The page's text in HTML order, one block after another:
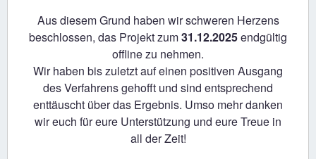
Aus diesem Grund haben wir schweren Herzens
beschlossen, das Projekt zum31.12.2025endgültig
offline zu nehmen.
Wir haben bis zuletzt auf einen positiven Ausgang
des Verfahrens gehofft und sind entsprechend
enttäuscht über das Ergebnis. Umso mehr danken
wir euch für eure Unterstützung und eure Treue in
all der Zeit!